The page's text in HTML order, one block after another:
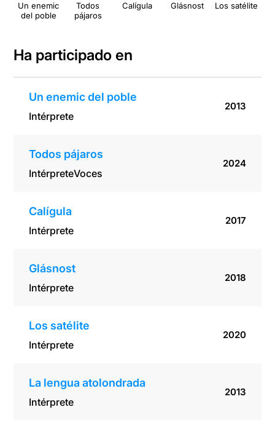
Un enemic
del poble
Todos
pájaros
Calígula Glásnost Los satélite
Ha participado en
Un enemic del poble
Intérprete
2013
Todos pájaros
IntérpreteVoces
2024
Calígula
Intérprete
2017
Glásnost
Intérprete
2018
Los satélite
Intérprete
2020
La lengua atolondrada
Intérprete
2013